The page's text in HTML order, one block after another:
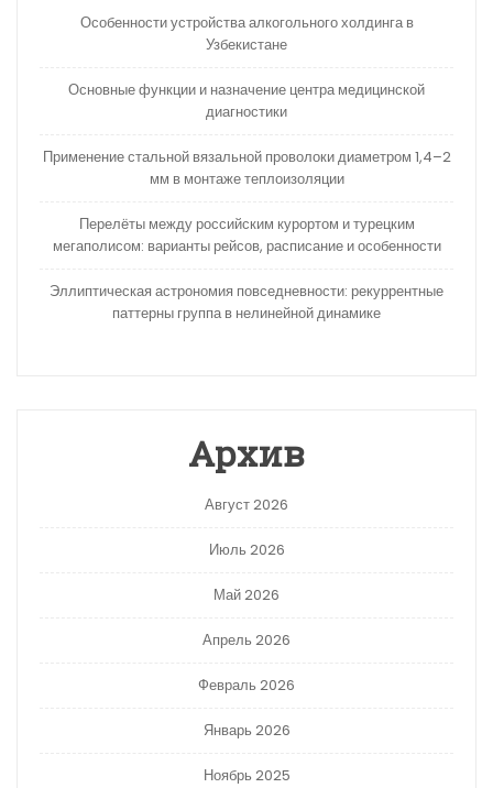
Особенности устройства алкогольного холдинга в
Узбекистане
Основные функции и назначение центра медицинской
диагностики
Применение стальной вязальной проволоки диаметром 1,4–2
мм в монтаже теплоизоляции
Перелёты между российским курортом и турецким
мегаполисом: варианты рейсов, расписание и особенности
Эллиптическая астрономия повседневности: рекуррентные
паттерны группа в нелинейной динамике
Архив
Август 2026
Июль 2026
Май 2026
Апрель 2026
Февраль 2026
Январь 2026
Ноябрь 2025